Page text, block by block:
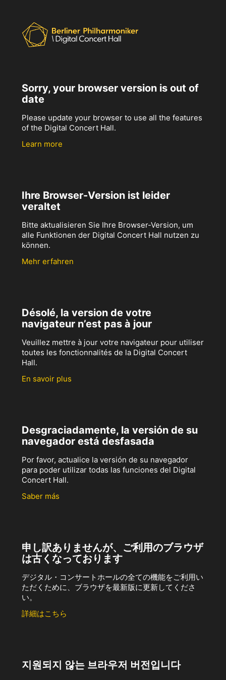
Sorry, your browser version is out of
date
Please update your browser to use all the features
of the Digital Concert Hall.
Learn more
Ihre Browser-Version ist leider
veraltet
Bitte aktualisieren Sie Ihre Browser-Version, um
alle Funktionen der Digital Concert Hall nutzen zu
können.
Mehr erfahren
Désolé, la version de votre
navigateur n’est pas à jour
Veuillez mettre à jour votre navigateur pour utiliser
toutes les fonctionnalités de la Digital Concert
Hall.
En savoir plus
Desgraciadamente, la versión de su
navegador está desfasada
Por favor, actualice la versión de su navegador
para poder utilizar todas las funciones del Digital
Concert Hall.
Saber más
申し訳ありませんが、ご利用のブラウザ
は古くなっております
デジタル・コンサートホールの全ての機能をご利用い
ただくために、ブラウザを最新版に更新してくださ
い。
詳細はこちら
지원되지 않는 브라우저 버전입니다